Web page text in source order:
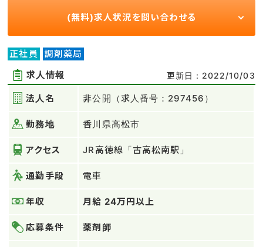
(無料)求人状況を問い合わせる
正社員
調剤薬局
求人情報
更新日：2022/10/03
法人名 非公開（求人番号：297456）
勤務地 香川県高松市
アクセス JR高徳線「古高松南駅」
通勤手段 電車
年収 月給 24万円以上
応募条件 薬剤師